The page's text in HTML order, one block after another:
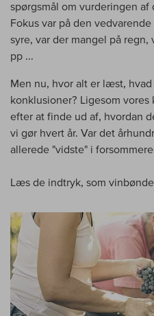
spørgsmål om vurderingen
Fokus var på den
syre, var der mangel på
pp ...
Men nu, hvor alt er læst,
konklusioner? Ligesom
efter at finde ud af, hvordan
vi gør hvert år. Var det
allerede "vidste" i
Læs de indtryk, som